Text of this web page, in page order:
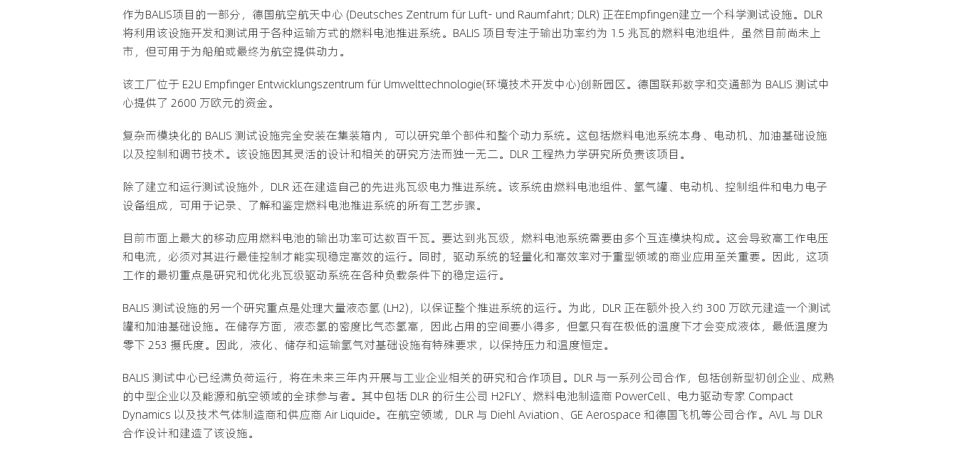
作为BALIS项目的一部分，德国航空航天中心 (Deutsches Zentrum für Luft- und Raumfahrt; DLR) 正在Empfingen建立一个科学测试设施。DLR
将利用该设施开发和测试用于各种运输方式的燃料电池推进系统。BALIS 项目专注于输出功率约为 1.5 兆瓦的燃料电池组件，虽然目前尚未上
市，但可用于为船舶或最终为航空提供动力。
该工厂位于 E2U Empfinger Entwicklungszentrum für Umwelttechnologie(环境技术开发中心)创新园区。德国联邦数字和交通部为 BALIS 测试中
心提供了 2600 万欧元的资金。
复杂而模块化的 BALIS 测试设施完全安装在集装箱内，可以研究单个部件和整个动力系统。这包括燃料电池系统本身、电动机、加油基础设施
以及控制和调节技术。该设施因其灵活的设计和相关的研究方法而独一无二。DLR 工程热力学研究所负责该项目。
除了建立和运行测试设施外，DLR 还在建造自己的先进兆瓦级电力推进系统。该系统由燃料电池组件、氢气罐、电动机、控制组件和电力电子
设备组成，可用于记录、了解和鉴定燃料电池推进系统的所有工艺步骤。
目前市面上最大的移动应用燃料电池的输出功率可达数百千瓦。要达到兆瓦级，燃料电池系统需要由多个互连模块构成。这会导致高工作电压
和电流，必须对其进行最佳控制才能实现稳定高效的运行。同时，驱动系统的轻量化和高效率对于重型领域的商业应用至关重要。因此，这项
工作的最初重点是研究和优化兆瓦级驱动系统在各种负载条件下的稳定运行。
BALIS 测试设施的另一个研究重点是处理大量液态氢 (LH2)，以保证整个推进系统的运行。为此，DLR 正在额外投入约 300 万欧元建造一个测试
罐和加油基础设施。在储存方面，液态氢的密度比气态氢高，因此占用的空间要小得多，但氢只有在极低的温度下才会变成液体，最低温度为
零下 253 摄氏度。因此，液化、储存和运输氢气对基础设施有特殊要求，以保持压力和温度恒定。
BALIS 测试中心已经满负荷运行，将在未来三年内开展与工业企业相关的研究和合作项目。DLR 与一系列公司合作，包括创新型初创企业、成熟
的中型企业以及能源和航空领域的全球参与者。其中包括 DLR 的衍生公司 H2FLY、燃料电池制造商 PowerCell、电力驱动专家 Compact
Dynamics 以及技术气体制造商和供应商 Air Liquide。在航空领域，DLR 与 Diehl Aviation、GE Aerospace 和德国飞机等公司合作。AVL 与 DLR
合作设计和建造了该设施。